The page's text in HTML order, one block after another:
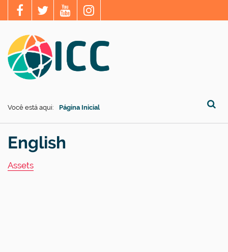
Você está aqui: Página Inicial
English
Assets